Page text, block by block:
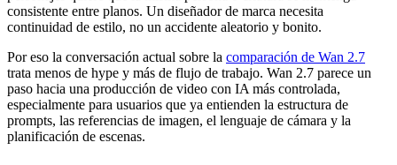
consistente entre planos. Un diseñador de marca necesita
continuidad de estilo, no un accidente aleatorio y bonito.
Por eso la conversación actual sobre la comparación de Wan 2.7
trata menos de hype y más de flujo de trabajo. Wan 2.7 parece un
paso hacia una producción de video con IA más controlada,
especialmente para usuarios que ya entienden la estructura de
prompts, las referencias de imagen, el lenguaje de cámara y la
planificación de escenas.